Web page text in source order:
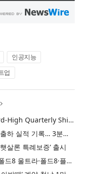
인공지능
업
L&F Achieves Record-High Quarterly Shipments, Begins LFP Supply for North American ESS in Q3 Advancing its Two-Track NCM and LFP Growth Strategy
엘앤에프, 분기 최대 출하 실적 기록… 3분기 북미 ESS향 LFP 공급 착수 NCM+LFP ‘2-Track’ 성장 전략 실현
살론 특례보증’ 출시
삼성전자, ‘갤럭시 Z 폴드8 울트라·폴드8·플립8’과 ‘갤럭시 워치 울트라2·워치9’ 국내 공식 출시